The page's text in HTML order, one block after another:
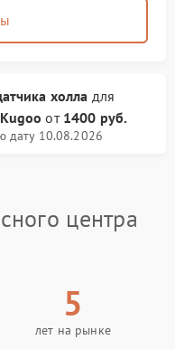
холла для
от 1400 руб.
дату 10.08.2026
центра
5
лет на рынке